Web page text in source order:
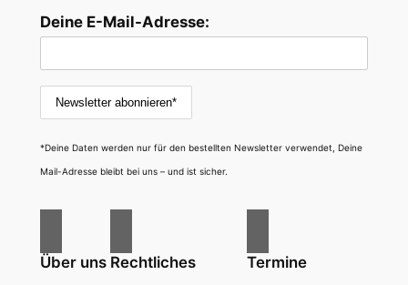
Deine E-Mail-Adresse:
*Deine Daten werden nur für den bestellten Newsletter verwendet, Deine
Mail-Adresse bleibt bei uns – und ist sicher.
Über uns Rechtliches Termine